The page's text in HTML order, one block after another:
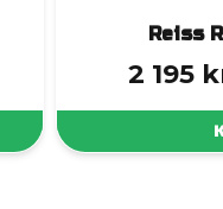
Reiss
2 195